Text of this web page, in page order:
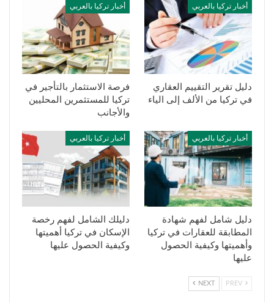
أخبار تركيا بالعربي
دليل تقرير التقييم العقاري
في تركيا من الألف إلى الياء
أخبار تركيا بالعربي
فرصة الاستثمار بالتأجير في
تركيا للمستثمرين المحليين
والأجانب
أخبار تركيا بالعربي
دليل شامل لفهم شهادة
المطابقة للعقارات في تركيا
وأهميتها وكيفية الحصول
عليها
أخبار تركيا بالعربي
دليلك الشامل لفهم رخصة
الإسكان في تركيا أهميتها
وكيفية الحصول عليها
NEXT